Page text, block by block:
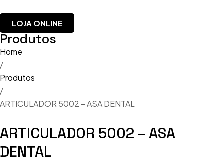
LOJA ONLINE
Produtos
Home
/
Produtos
/
ARTICULADOR 5002 – ASA DENTAL
ARTICULADOR 5002 – ASA
DENTAL